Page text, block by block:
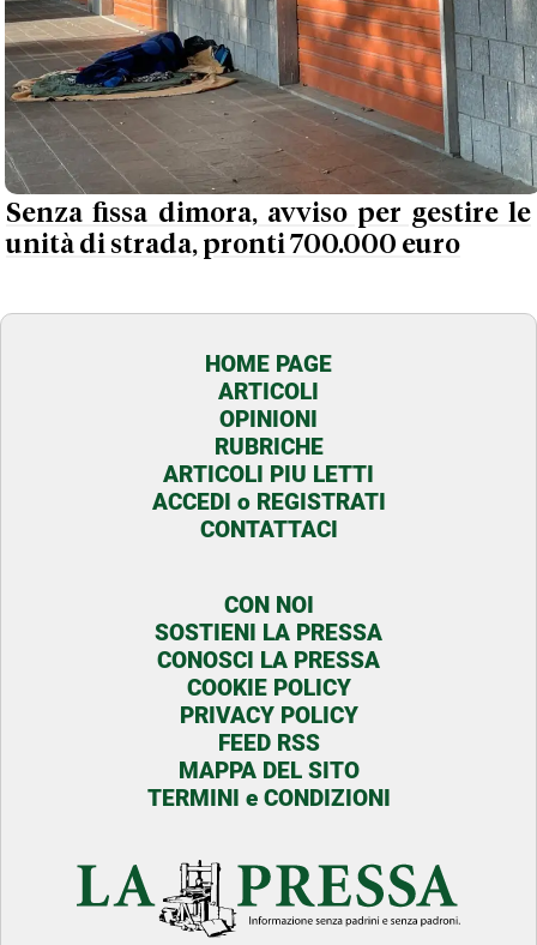
Senza fissa dimora, avviso per gestire le
unità di strada, pronti 700.000 euro
HOME PAGE
ARTICOLI
OPINIONI
RUBRICHE
ARTICOLI PIU LETTI
ACCEDI o REGISTRATI
CONTATTACI
CON NOI
SOSTIENI LA PRESSA
CONOSCI LA PRESSA
COOKIE POLICY
PRIVACY POLICY
FEED RSS
MAPPA DEL SITO
TERMINI e CONDIZIONI